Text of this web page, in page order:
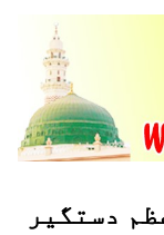
دستگیر